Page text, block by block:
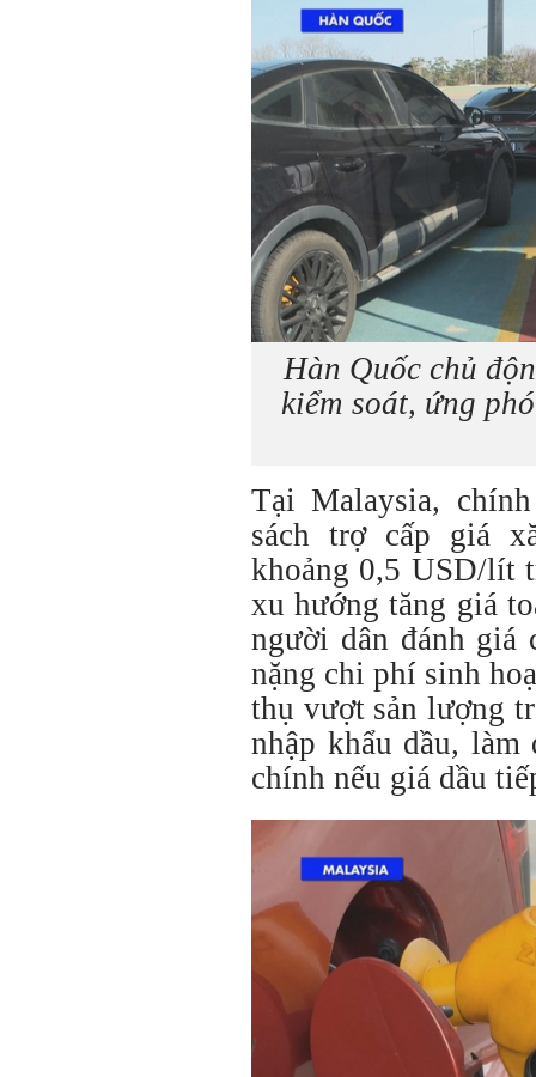
Hàn Quốc chủ
kiểm soát, ứng
Tại Malaysia,
sách trợ cấp giá
khoảng 0,5 USD/lít
xu hướng tăng giá
người dân đánh giá
nặng chi phí sinh
thụ vượt sản lượng
nhập khẩu dầu,
chính nếu giá dầu